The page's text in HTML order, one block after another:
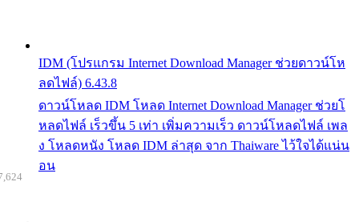
IDM (โปรแกรม Internet Download Manager ช่วยดาวน์โห
ลดไฟล์) 6.43.8
ดาวน์โหลด IDM โหลด Internet Download Manager ช่วยโ
หลดไฟล์ เร็วขึ้น 5 เท่า เพิ่มความเร็ว ดาวน์โหลดไฟล์ เพล
ง โหลดหนัง โหลด IDM ล่าสุด จาก Thaiware ไว้ใจได้แน่น
อน